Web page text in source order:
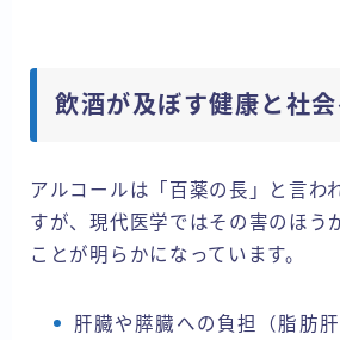
飲酒が及ぼす健康と社
アルコールは「百薬の長」と言わ
すが、現代医学ではその害のほう
ことが明らかになっています。
肝臓や膵臓への負担（脂肪